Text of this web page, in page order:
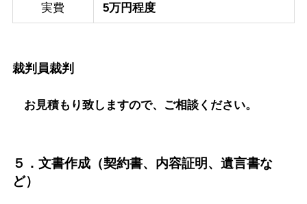
実費 5万円程度
裁判員裁判
お見積もり致しますので、ご相談ください。
５．文書作成（契約書、内容証明、遺言書な
ど）